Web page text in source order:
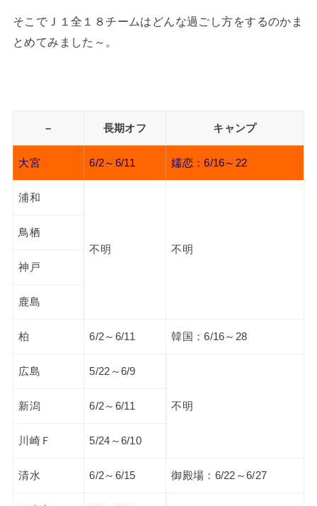
そこでＪ１全１８チームはどんな過ごし方をするのかま
とめてみました～。
– 長期オフ キャンプ
大宮 6/2～6/11 嬬恋：6/16～22
浦和
不明 不明
鳥栖
神戸
鹿島
柏 6/2～6/11 韓国：6/16～28
広島 5/22～6/9
不明
新潟 6/2～6/11
川崎Ｆ 5/24～6/10
清水 6/2～6/15 御殿場：6/22～6/27